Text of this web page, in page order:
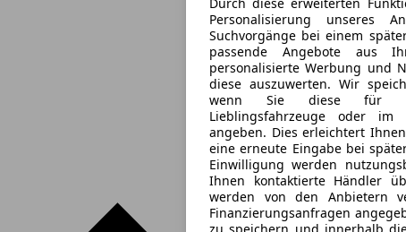
Personalisierung unseres
Suchvorgänge bei einem
passende Angebote aus
personalisierte Werbung und
diese auszuwerten. Wir
wenn Sie diese für
Lieblingsfahrzeuge oder im
angeben. Dies erleichtert
eine erneute Eingabe bei
Einwilligung werden
Ihnen kontaktierte Händler
werden von den Anbietern
Finanzierungsanfragen
zu speichern und innerhalb